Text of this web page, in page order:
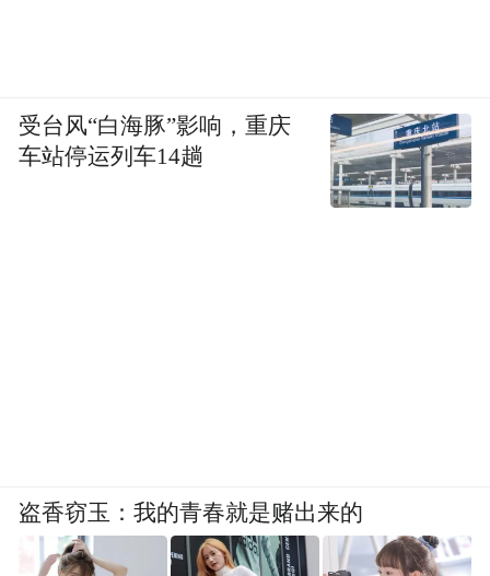
受台风“白海豚”影响，重庆
车站停运列车14趟
盗香窃玉：我的青春就是赌出来的